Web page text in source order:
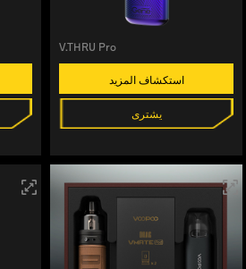
V.THRU Pro
استكشاف المزيد
يشترى